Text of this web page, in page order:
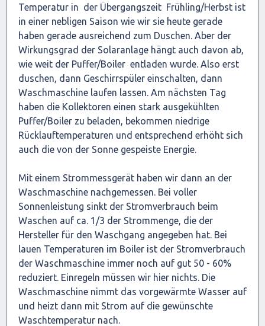
Temperatur in der Übergangszeit Frühling/Herbst ist
in einer nebligen Saison wie wir sie heute gerade
haben gerade ausreichend zum Duschen. Aber der
Wirkungsgrad der Solaranlage hängt auch davon ab,
wie weit der Puffer/Boiler entladen wurde. Also erst
duschen, dann Geschirrspüler einschalten, dann
Waschmaschine laufen lassen. Am nächsten Tag
haben die Kollektoren einen stark ausgekühlten
Puffer/Boiler zu beladen, bekommen niedrige
Rücklauftemperaturen und entsprechend erhöht sich
auch die von der Sonne gespeiste Energie.
Mit einem Strommessgerät haben wir dann an der
Waschmaschine nachgemessen. Bei voller
Sonnenleistung sinkt der Stromverbrauch beim
Waschen auf ca. 1/3 der Strommenge, die der
Hersteller für den Waschgang angegeben hat. Bei
lauen Temperaturen im Boiler ist der Stromverbrauch
der Waschmaschine immer noch auf gut 50 - 60%
reduziert. Einregeln müssen wir hier nichts. Die
Waschmaschine nimmt das vorgewärmte Wasser auf
und heizt dann mit Strom auf die gewünschte
Waschtemperatur nach.